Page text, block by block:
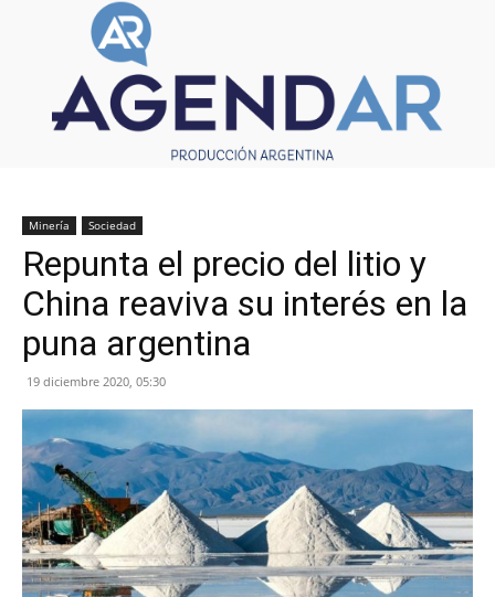
Minería Sociedad
Repunta el precio del litio y
China reaviva su interés en la
puna argentina
19 diciembre 2020, 05:30